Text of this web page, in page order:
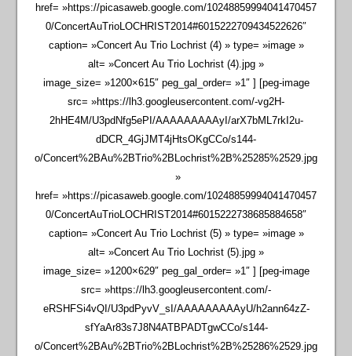
href= »https://picasaweb.google.com/10248859994041470457
0/ConcertAuTrioLOCHRIST2014#6015222709434522626″
caption= »Concert Au Trio Lochrist (4) » type= »image »
alt= »Concert Au Trio Lochrist (4).jpg »
image_size= »1200×615″ peg_gal_order= »1″ ] [peg-image
src= »https://lh3.googleusercontent.com/-vg2H-
2hHE4M/U3pdNfg5ePI/AAAAAAAAAyI/arX7bML7rkI2u-
dDCR_4GjJMT4jHtsOKgCCo/s144-
o/Concert%2BAu%2BTrio%2BLochrist%2B%25285%2529.jpg
»
href= »https://picasaweb.google.com/10248859994041470457
0/ConcertAuTrioLOCHRIST2014#6015222738685884658″
caption= »Concert Au Trio Lochrist (5) » type= »image »
alt= »Concert Au Trio Lochrist (5).jpg »
image_size= »1200×629″ peg_gal_order= »1″ ] [peg-image
src= »https://lh3.googleusercontent.com/-
eRSHFSi4vQI/U3pdPyvV_sI/AAAAAAAAAyU/h2ann64zZ-
sfYaAr83s7J8N4ATBPADTgwCCo/s144-
o/Concert%2BAu%2BTrio%2BLochrist%2B%25286%2529.jpg